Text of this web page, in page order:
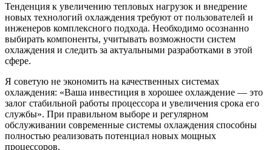
Тенденция к увеличению тепловых нагрузок и внедрение
новых технологий охлаждения требуют от пользователей и
инженеров комплексного подхода. Необходимо осознанно
выбирать компоненты, учитывать возможности систем
охлаждения и следить за актуальными разработками в этой
сфере.
Я советую не экономить на качественных системах
охлаждения: «Ваша инвестиция в хорошее охлаждение — это
залог стабильной работы процессора и увеличения срока его
службы». При правильном выборе и регулярном
обслуживании современные системы охлаждения способны
полностью реализовать потенциал новых мощных
процессоров.